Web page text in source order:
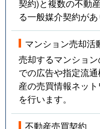
契約)と複数の不動
る一般媒介契約があ
マンション売却活
売却するマンショ
での広告や指定流
産の売買情報ネッ
を行います。
不動産売買契約